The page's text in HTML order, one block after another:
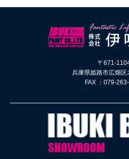
〒671-
兵庫県姫路市広畑区
FAX ：079-